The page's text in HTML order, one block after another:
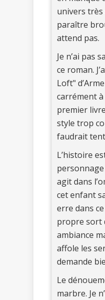
univers
paraître
attend pas.
Je n’ai pas
ce roman.
Loft"
carrément à
premier
style trop
faudrait
L’histoire
agit dans
cet enfant
erre dans
propre sort
ambiance
affole les
demande
Le
marbre. Je